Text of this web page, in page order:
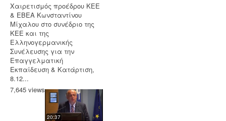
Χαιρετισμός προέδρου ΚΕΕ
& ΕΒΕΑ Κωνσταντίνου
Μίχαλου στο συνέδριο της
ΚΕΕ και της
Ελληνογερμανικής
Συνέλευσης για την
Επαγγελματική
Εκπαίδευση & Κατάρτιση,
8.12...
7,645 views
20:37